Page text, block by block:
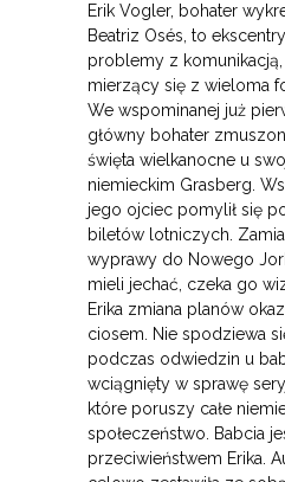
Erik Vogler, bohater
Beatriz Osés, to
problemy z
mierzący się z wieloma
We wspominanej już
główny bohater
święta wielkanocne u
niemieckim Grasberg.
jego ojciec pomylił się
biletów lotniczych.
wyprawy do Nowego
mieli jechać, czeka go
Erika zmiana planów
ciosem. Nie spodziewa
podczas odwiedzin u
wciągnięty w sprawę
które poruszy całe
społeczeństwo. Babcia
przeciwieństwem Erika.